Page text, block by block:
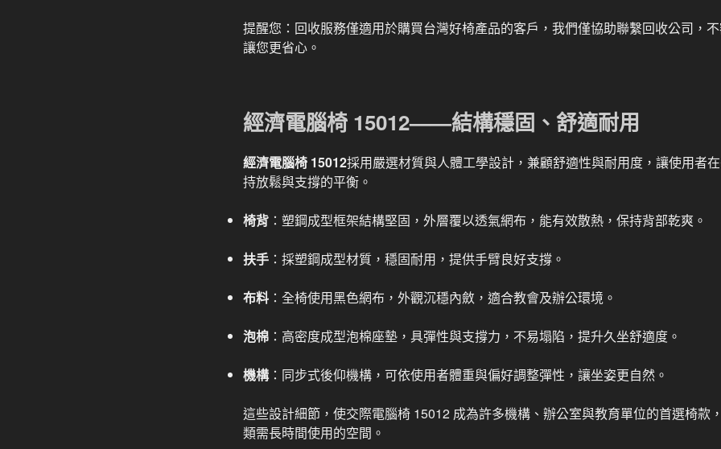
提醒您：回收服務僅適用於購買台灣好椅產品的客戶，我們僅協助聯繫回收公司，
讓您更省心。
經濟電腦椅 15012——結構穩固、舒適耐用
經濟電腦椅 15012採用嚴選材質與人體工學設計，兼顧舒適性與耐用度，讓使用者
持放鬆與支撐的平衡。
椅背 ：塑鋼成型框架結構堅固，外層覆以透氣網布，能有效散熱，保持背部乾爽。
扶手 ：採塑鋼成型材質，穩固耐用，提供手臂良好支撐。
布料 ：全椅使用黑色網布，外觀沉穩內斂，適合教會及辦公環境。
泡棉 ：高密度成型泡棉座墊，具彈性與支撐力，不易塌陷，提升久坐舒適度。
機構：同步式後仰機構，可依使用者體重與偏好調整彈性，讓坐姿更自然。
這些設計細節，使交際電腦椅 15012 成為許多機構、辦公室與教育單位的首選椅款
類需長時間使用的空間。